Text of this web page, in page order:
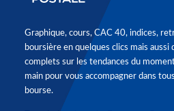
Graphique, cours, CAC 40, indices,
boursière en quelques clics mais aussi
complets sur les tendances du
main pour vous accompagner dans
bourse.